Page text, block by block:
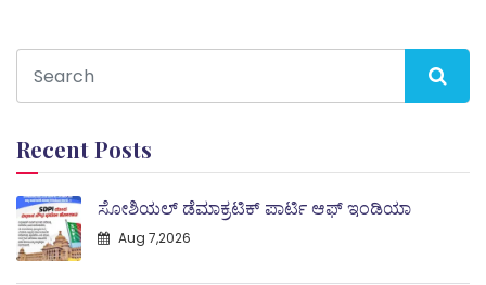
Recent Posts
ಸೋಶಿಯಲ್ ಡೆಮಾಕ್ರಟಿಕ್ ಪಾರ್ಟಿ ಆಫ್ ಇಂಡಿಯಾ
Aug 7,2026